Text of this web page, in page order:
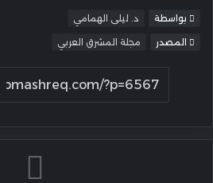
بواسطة د. ليلى الهمامي
المصدر مجلة المشرق العربي